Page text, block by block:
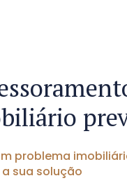
problema
sua solução